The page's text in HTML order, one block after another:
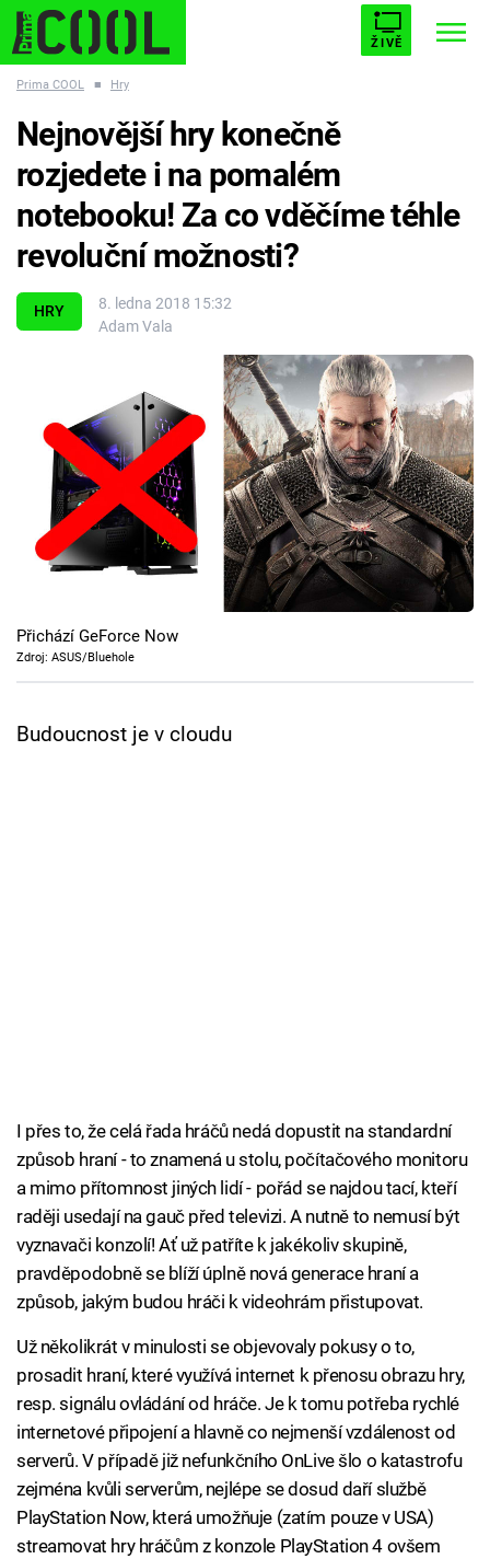
ŽIVĚ
ESCAPE PLNEJ KOTEL AVENGERS 5
Témata
Hry
Cool Esport
Pořady
Přihlášení
Prima COOL ■ Hry
HRY
8. ledna 2018 15:32
Adam Vala
Nejnovější hry konečně
rozjedete i na pomalém
notebooku! Za co vděčíme téhle
revoluční možnosti?
Přichází GeForce Now
Zdroj: ASUS/Bluehole
Budoucnost je v cloudu
I přes to, že celá řada hráčů nedá dopustit na standardní
způsob hraní - to znamená u stolu, počítačového monitoru
a mimo přítomnost jiných lidí - pořád se najdou tací, kteří
raději usedají na gauč před televizi. A nutně to nemusí být
vyznavači konzolí! Ať už patříte k jakékoliv skupině,
pravděpodobně se blíží úplně nová generace hraní a
způsob, jakým budou hráči k videohrám přistupovat.
Už několikrát v minulosti se objevovaly pokusy o to,
prosadit hraní, které využívá internet k přenosu obrazu hry,
resp. signálu ovládání od hráče. Je k tomu potřeba rychlé
internetové připojení a hlavně co nejmenší vzdálenost od
serverů. V případě již nefunkčního OnLive šlo o katastrofu
zejména kvůli serverům, nejlépe se dosud daří službě
PlayStation Now, která umožňuje (zatím pouze v USA)
streamovat hry hráčům z konzole PlayStation 4 ovšem